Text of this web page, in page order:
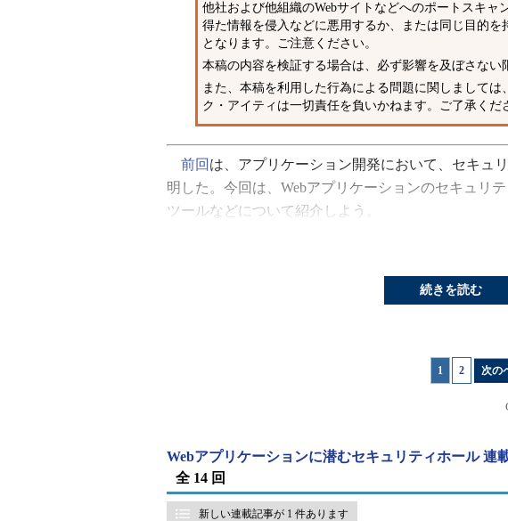
他社および他組織のWebサイトなどへのポートスキャ
得た情報を侵入などに悪用するか、または同じ目的
となります。ご注意ください。
本稿の内容を検証する場合は、必ず影響を及ぼさない
また、本稿を利用した行為による問題に関しまして
ク・アイティは一切責任を負いかねます。ご了承くだ
前回は、アプリケーション開発において、セキュ
明した。今回は、Webアプリケーションのセキュリ
ツールなどについて紹介しよう。
Webアプリケーションのセキュリティは、アプリ
んなアプリケーションにも、1つや2つの問題は存在
してしまうという方法もある。これを行うのが「
なお、筆者はすべてのWAF製品を試用、評価した
細機能には踏み込まないことにする。本稿では、一
続きを読む
1 2 次の
Webアプリケーションに潜むセキュリティホール 連
全 14 回
新しい連載記事が 1 件あります